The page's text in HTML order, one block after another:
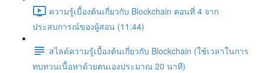
ความรู้เบื้องต้นเกี่ยวกับ Blockchain ตอนที่ 4 จาก
ประสบการณ์ของผู้สอน (11:44)
สไลด์ความรู้เบื้องต้นเกี่ยวกับ Blockchain (ใช้เวลาในการ
ทบทวนเนื้อหาด้วยตนเองประมาณ 20 นาที)